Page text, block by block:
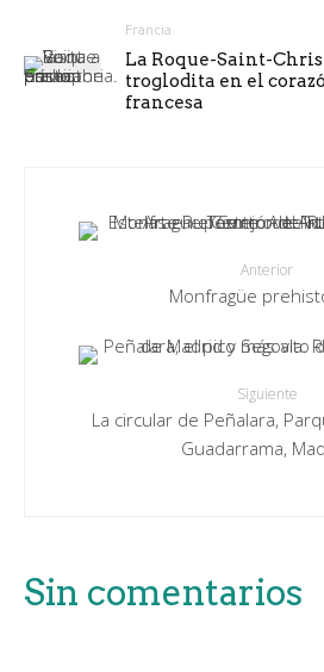
Francia
La Roque-Saint-
troglodita en el
francesa
Anterior
Monfragüe
Siguiente
La circular de Peñalara,
Guadarrama,
Sin comentarios